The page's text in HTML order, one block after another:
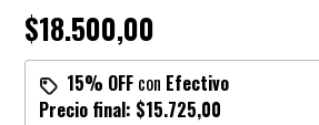
$18.500,00
15% OFF con Efectivo
Precio final: $15.725,00